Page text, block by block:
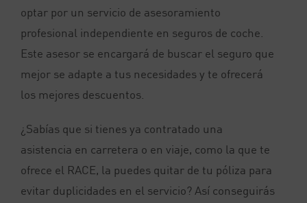
optar por un servicio de asesoramiento
profesional independiente en seguros de coche.
Este asesor se encargará de buscar el seguro que
mejor se adapte a tus necesidades y te ofrecerá
los mejores descuentos.
¿Sabías que si tienes ya contratado una
asistencia en carretera o en viaje, como la que te
ofrece el RACE, la puedes quitar de tu póliza para
evitar duplicidades en el servicio? Así conseguirás